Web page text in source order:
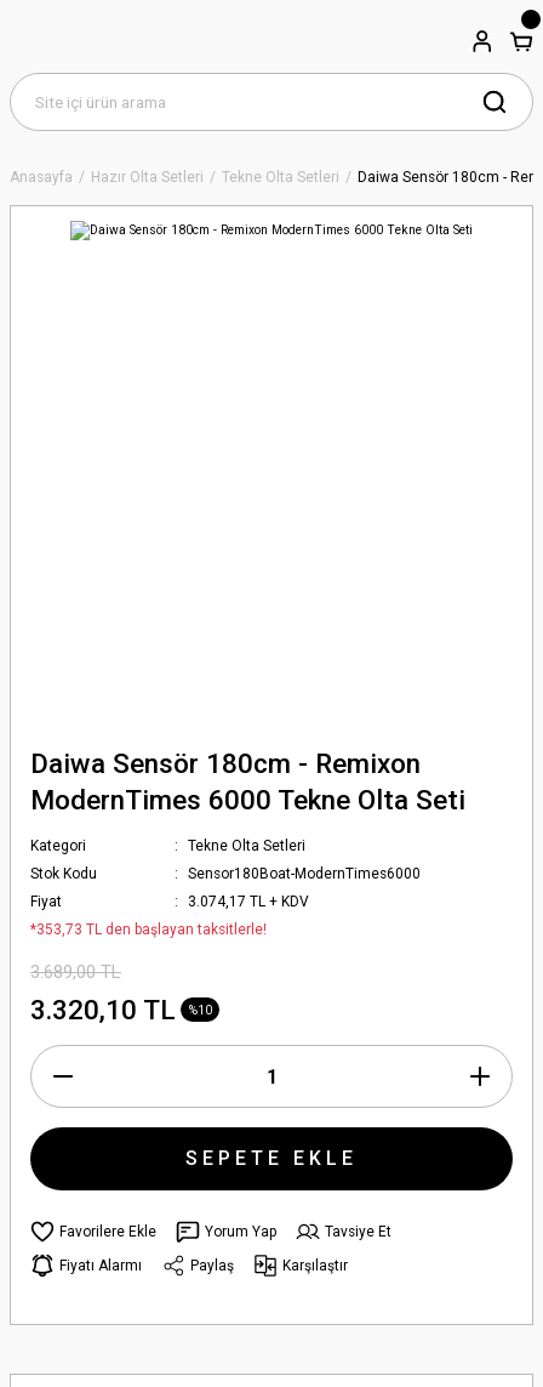
Anasayfa Hazır Olta Setleri Tekne Olta Setleri Daiwa Sensör 180cm -
Daiwa Sensör 180cm - Remixon
ModernTimes 6000 Tekne Olta Seti
Kategori
Tekne Olta Setleri
Stok Kodu
Sensor180Boat-ModernTimes6000
Fiyat
3.074,17 TL + KDV
*353,73 TL den başlayan taksitlerle!
3.689,00 TL
3.320,10 TL %10
SEPETE EKLE
Yorum Yap
Tavsiye Et
Fiyatı Alarmı
Paylaş Karşılaştır